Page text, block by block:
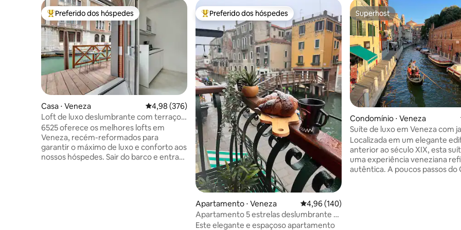
Entre os melhores preferidos dos hóspedes
Preferido dos hóspedes
Casa ⋅ Veneza 4,98 de uma avaliação média de 5, 376 avaliações
4,98 (376)
Loft de luxo deslumbrante com terraço
privativo no canal
6525 oferece os melhores lofts em
Veneza, recém-reformados para
garantir o máximo de luxo e conforto aos
nossos hóspedes. Sair do barco e entrar
Entre os melhores preferidos dos hóspedes
Preferido dos hóspedes
Apartamento ⋅ Veneza 4,96 de uma avaliação média de 5, 140
4,96 (140)
Apartamento 5 estrelas deslumbrante e
superestiloso à beira do canal!
Este elegante e espaçoso apartamento
Superhost
Superhost
Condomínio ⋅ Veneza
Suíte de luxo em Veneza com
privativo e design
Localizada em um elegante
anterior ao século XIX, esta
uma experiência veneziana
autêntica. A poucos passos do